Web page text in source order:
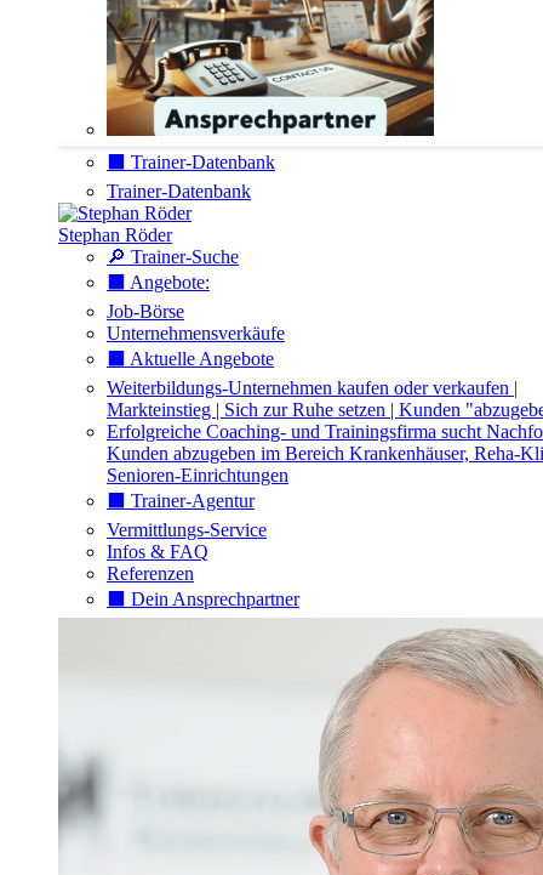
⬛️ Trainer-Datenbank
Trainer-Datenbank
Stephan Röder
🔎 Trainer-Suche
⬛️ Angebote:
Job-Börse
Unternehmensverkäufe
⬛️ Aktuelle Angebote
Weiterbildungs-Unternehmen kaufen oder verkaufen |
Markteinstieg | Sich zur Ruhe setzen | Kunden
Erfolgreiche Coaching- und Trainingsfirma sucht
Kunden abzugeben im Bereich Krankenhäuser, Reha-
Senioren-Einrichtungen
⬛️ Trainer-Agentur
Vermittlungs-Service
Infos & FAQ
Referenzen
⬛️ Dein Ansprechpartner